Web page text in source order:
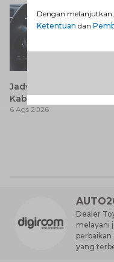
Jadwal SIM Keliling
Kabupaten Bandung
Terbaru 2026 dan
6 Ags 2026
Dealer
melayani
perbaikan
yang
Dengan
Ketentuan dan